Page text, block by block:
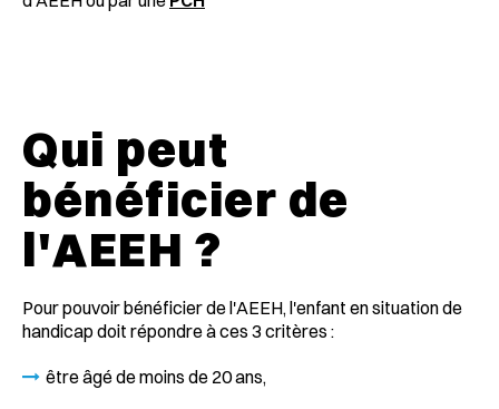
Qui peut
bénéficier de
l'AEEH ?
Pour pouvoir bénéficier de l'AEEH, l'enfant en situation de
handicap doit répondre à ces 3 critères :
être âgé de moins de 20 ans,